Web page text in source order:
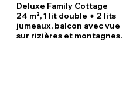
Deluxe Family Cottage
24 m², 1 lit double + 2 lits
jumeaux, balcon avec vue
sur rizières et montagnes.